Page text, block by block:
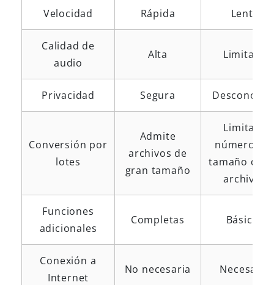
Velocidad Rápida Lenta
Calidad de
audio
Alta Limitada
Privacidad Segura
Conversión por
lotes
Admite
archivos de
gran tamaño
Limita el
número y
tamaño de
archivos
Funciones
adicionales
Completas Básicas
Conexión a
Internet
No necesaria Necesaria